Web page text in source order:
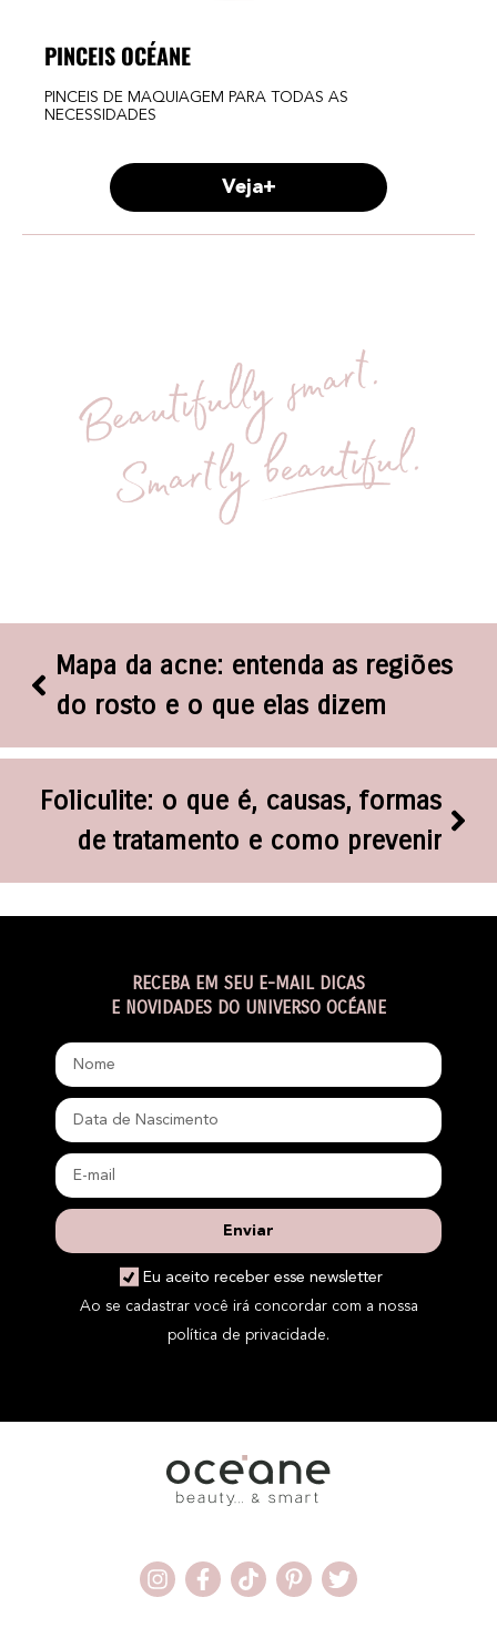
PINCEIS OCÉANE
PINCEIS DE MAQUIAGEM PARA TODAS AS
NECESSIDADES
Veja+
Mapa da acne: entenda as regiões
do rosto e o que elas dizem
Foliculite: o que é, causas, formas
de tratamento e como prevenir
RECEBA EM SEU E-MAIL DICAS
E NOVIDADES DO UNIVERSO OCÉANE
Eu aceito receber esse newsletter
Enviar
Ao se cadastrar você irá concordar com a nossa
política de privacidade.